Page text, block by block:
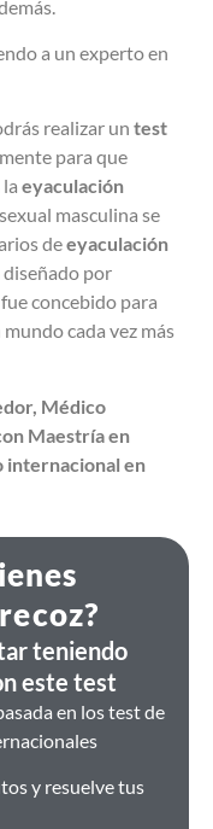
a un experto en
realizar un test
para que
eyaculación
masculina se
deeyaculación
diseñado por
concebido para
cada vez más
Médico
Maestría en
internacional en
teniendo
este test
en los test de
y resuelve tus